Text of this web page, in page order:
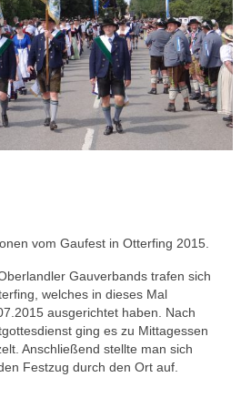
vom Gaufest in Otterfing 2015.
Gauverbands trafen sich
welches in dieses Mal
ausgerichtet haben. Nach
ging es zu Mittagessen
Anschließend stellte man sich
Festzug durch den Ort auf.